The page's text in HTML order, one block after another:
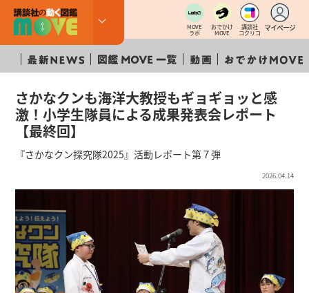
MOVE
ラボ
おでかけ
MOVE
講談社
コクリコ
マイページ
さかなクンも海洋大教授もギョギョッと感
激！小学生隊員による成果発表会レポート
【最終回】
『さかなクン探究隊2025』活動レポート第７弾
2026.04.14